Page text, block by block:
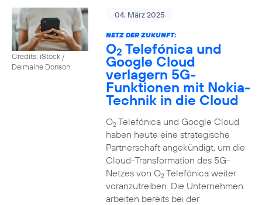
Credits: iStock /
Delmaine Donson
04. März 2025
NETZ DER ZUKUNFT:
O2 Telefónica und
Google Cloud
verlagern 5G-
Funktionen mit Nokia-
Technik in die Cloud
O2Telefónica und Google Cloud
haben heute eine strategische
Partnerschaft angekündigt, um die
Cloud-Transformation des 5G-
Netzes von O2Telefónica weiter
voranzutreiben. Die Unternehmen
arbeiten bereits bei der